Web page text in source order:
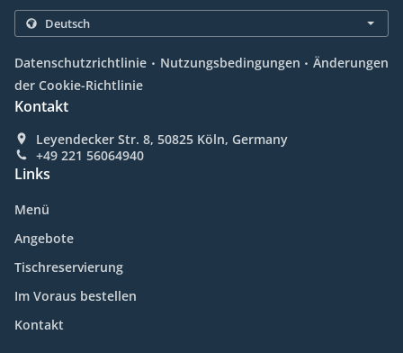
Datenschutzrichtlinie . Nutzungsbedingungen . Änderungen
der Cookie-Richtlinie
Kontakt
Leyendecker Str. 8, 50825 Köln, Germany
+49 221 56064940
Links
Menü
Angebote
Tischreservierung
Im Voraus bestellen
Kontakt